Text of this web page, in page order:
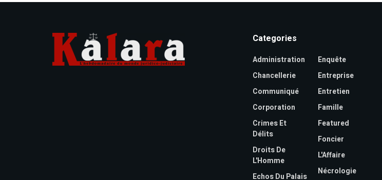
Categories
Administration
Chancellerie
Communiqué
Corporation
Crimes Et
Délits
Droits De
L'Homme
Echos Du Palais
Enquête
Entreprise
Entretien
Famille
Featured
Foncier
L'Affaire
Nécrologie